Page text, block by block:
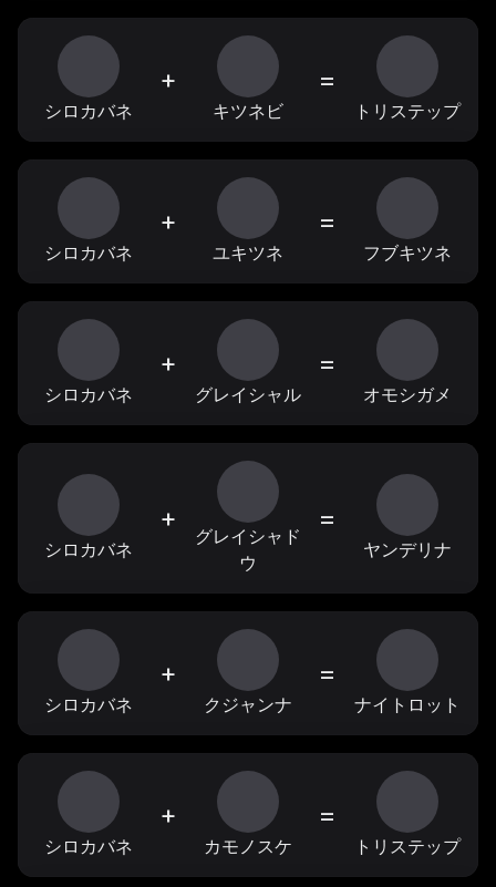
シロカバネ
+
キツネビ
=
トリステップ
シロカバネ
+
ユキツネ
=
フブキツネ
シロカバネ
+
グレイシャル
=
オモシガメ
シロカバネ
+
グレイシャド
ウ
=
ヤンデリナ
シロカバネ
+
クジャンナ
=
ナイトロット
シロカバネ
+
カモノスケ
=
トリステップ